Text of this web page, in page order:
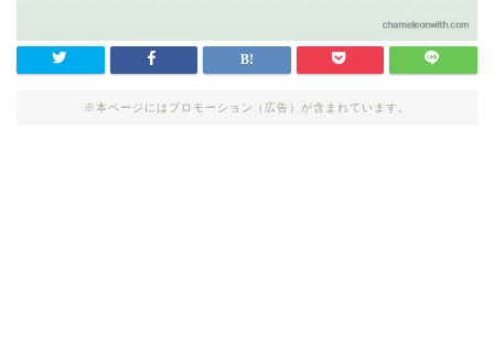
※本ページにはプロモーション（広告）が含まれています。